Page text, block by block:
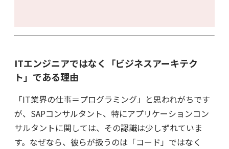
ITエンジニアではなく「ビジネスアーキテク
ト」である理由
「IT業界の仕事＝プログラミング」と思われがちです
が、SAPコンサルタント、特にアプリケーションコン
サルタントに関しては、その認識は少しずれていま
す。なぜなら、彼らが扱うのは「コード」ではなく